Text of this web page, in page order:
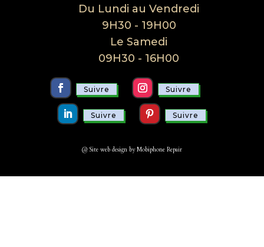
Du Lundi au Vendredi
9H30 - 19H00
Le Samedi
09H30 - 16H00
Suivre Suivre
Suivre Suivre
@ Site web design by Mobiphone Repair